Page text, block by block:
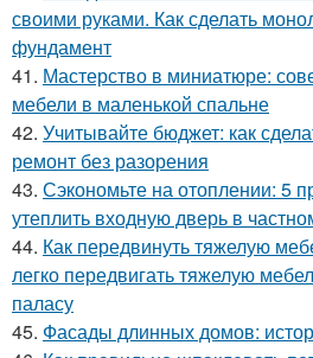
своими руками. Как сделать
фундамент
41. Мастерство в миниатюре:
мебели в маленькой спальне
42. Учитывайте бюджет: как
ремонт без разорения
43. Сэкономьте на отоплении: 5
утеплить входную дверь в
44. Как передвинуть тяжелую
легко передвигать тяжелую
паласу
45. Фасады длинных домов: